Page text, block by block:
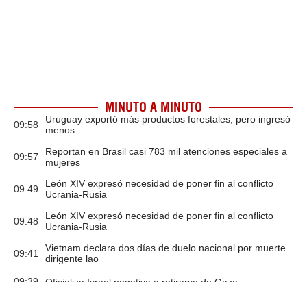
MINUTO A MINUTO
09:58
Uruguay exportó más productos forestales, pero ingresó
menos
09:57
Reportan en Brasil casi 783 mil atenciones especiales a
mujeres
09:49
León XIV expresó necesidad de poner fin al conflicto
Ucrania-Rusia
09:48
León XIV expresó necesidad de poner fin al conflicto
Ucrania-Rusia
09:41
Vietnam declara dos días de duelo nacional por muerte
dirigente lao